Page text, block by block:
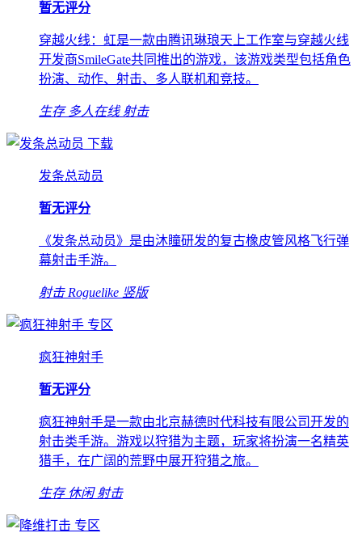
暂无评分
穿越火线：虹是一款由腾讯琳琅天上工作室与穿越火线
开发商SmileGate共同推出的游戏，该游戏类型包括角色
扮演、动作、射击、多人联机和竞技。
生存 多人在线 射击
下载
发条总动员
暂无评分
《发条总动员》是由沐瞳研发的复古橡皮管风格飞行弹
幕射击手游。
射击 Roguelike 竖版
专区
疯狂神射手
暂无评分
疯狂神射手是一款由北京赫德时代科技有限公司开发的
射击类手游。游戏以狩猎为主题，玩家将扮演一名精英
猎手，在广阔的荒野中展开狩猎之旅。
生存 休闲 射击
专区